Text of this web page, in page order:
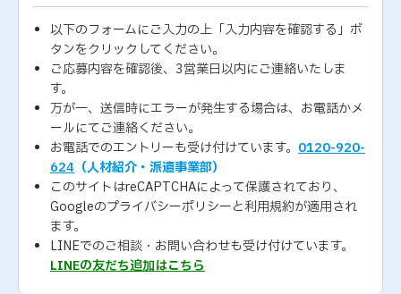
以下のフォームにご入力の上「入力内容を確認する」ボ
タンをクリックしてください。
ご応募内容を確認後、3営業日以内にご連絡いたしま
す。
万が一、送信時にエラーが発生する場合は、お電話かメ
ールにてご連絡ください。
お電話でのエントリーも受け付けています。 0120-920-
624 （人材紹介・派遣事業部）
このサイトはreCAPTCHAによって保護されており、
Googleのプライバシーポリシーと利用規約が適用され
ます。
LINEでのご相談・お問い合わせも受け付けています。
LINEの友だち追加はこちら